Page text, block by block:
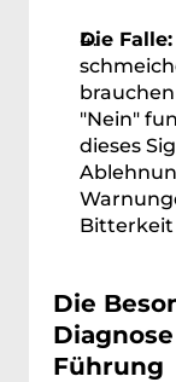
Die Falle:
"Nein"
dieses
Bitterkeit
Die
Führung